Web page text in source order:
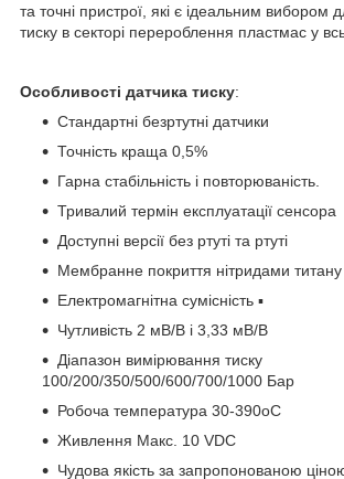
та точні пристрої, які є ідеальним вибором
тиску в секторі перероблення пластмас у
Особливості датчика тиску:
Стандартні безртутні датчики
Точність краща 0,5%
Гарна стабільність і повторюваність.
Тривалий термін експлуатації сенсора
Доступні версії без ртуті та ртуті
Мембранне покриття нітридами титану
Електромагнітна сумісність ▪
Чутливість 2 мВ/В і 3,33 мВ/В
Діапазон вимірювання тиску
100/200/350/500/600/700/1000 Бар
Робоча температура 30-390oC
Живлення Макс. 10 VDC
Чудова якість за запропонованою